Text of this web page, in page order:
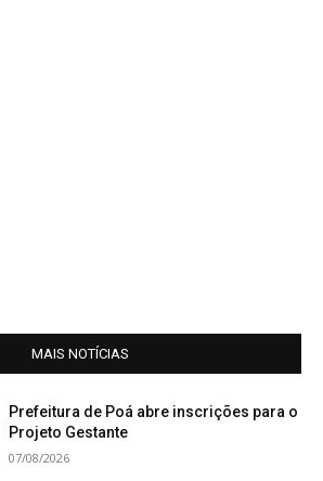
MAIS NOTÍCIAS
Prefeitura de Poá abre inscrições para o
Projeto Gestante
07/08/2026